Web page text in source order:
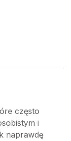
często
i
naprawdę